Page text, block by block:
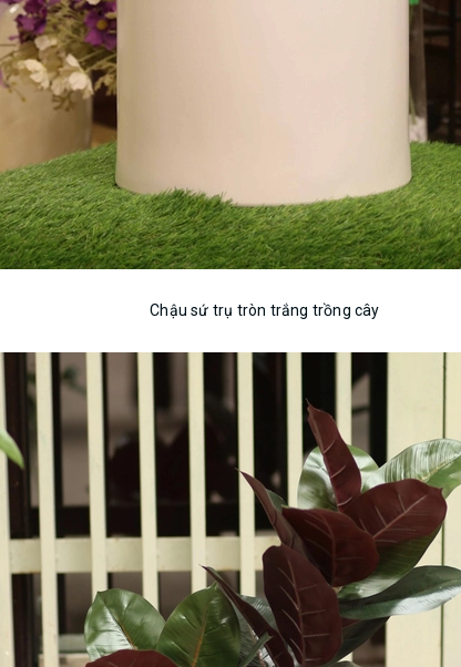
Chậu sứ trụ tròn trắng trồng cây